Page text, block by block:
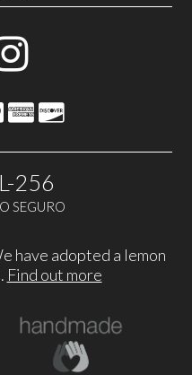
256
SEGURO
have adopted a lemon
Find out more